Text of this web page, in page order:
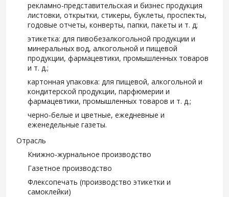
рекламно-представительская и бизнес продукция
листовки, открытки, стикеры, буклеты, проспекты,
годовые отчеты, конверты, папки, пакеты и т. д;
этикетка: для пивобезалкогольной продукции и
минеральных вод, алкогольной и пищевой
продукции, фармацевтики, промышленных товаров
и т. д.;
картонная упаковка: для пищевой, алкогольной и
кондитерской продукции, парфюмерии и
фармацевтики, промышленных товаров и т. д.;
черно-белые и цветные, ежедневные и
еженедельные газеты.
Отрасль
Книжно-журнальное производство
Газетное производство
Флексопечать (производство этикетки и
самоклейки)